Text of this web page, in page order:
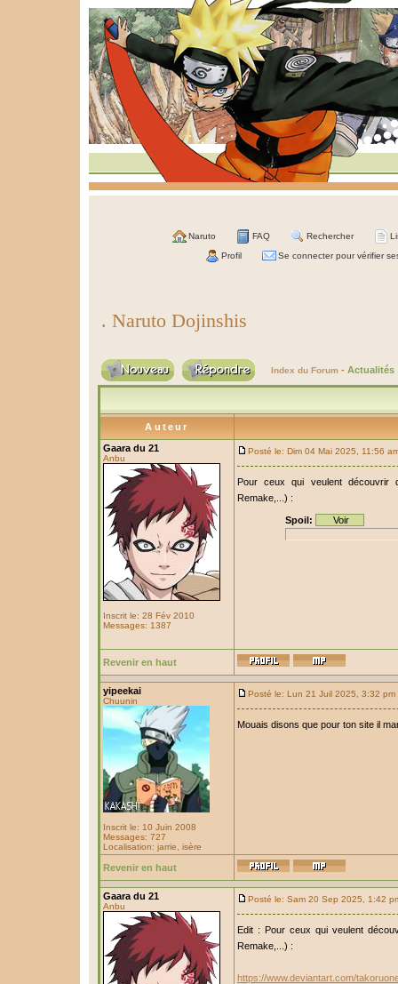
Naruto FAQ Rechercher
Profil Se connecter pour vérifier
. Naruto Dojinshis
Index du Forum - Actualités
Auteur
Gaara du 21
Anbu
Inscrit le: 28 Fév 2010
Messages: 1387
Posté le: Dim 04 Mai 2025, 11:56
Pour ceux qui veulent découvrir
Remake,...) :
Spoil:
Revenir en haut
yipeekai
Chuunin
Inscrit le: 10 Juin 2008
Messages: 727
Localisation: jarrie, isère
Posté le: Lun 21 Juil 2025, 3:32 pm
Mouais disons que pour ton site il
Revenir en haut
Gaara du 21
Anbu
Posté le: Sam 20 Sep 2025, 1:42
Edit : Pour ceux qui veulent
Remake,...) :
https://www.deviantart.com/